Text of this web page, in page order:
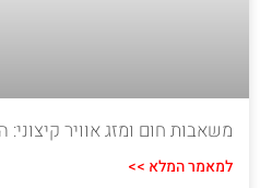
משאבות חום ומזג אוויר
למאמר המלא >>